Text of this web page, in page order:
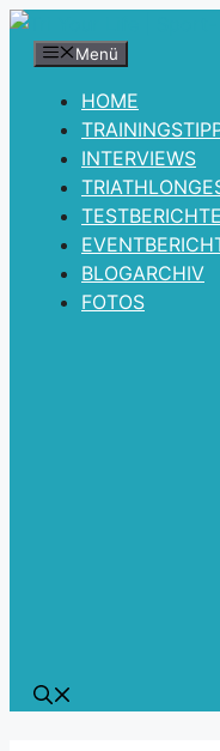
Zum
Inhalt
Menü
HOME
INTERVIEWS
TESTBERICHTE
BLOGARCHIV
FOTOS